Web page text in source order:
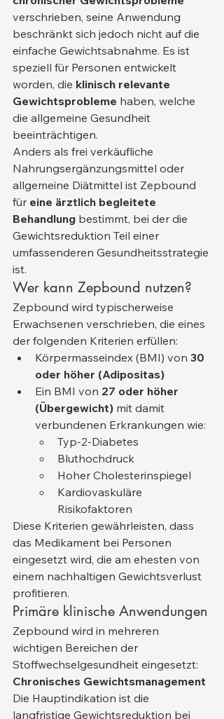
verschrieben, seine Anwendung
beschränkt sich jedoch nicht auf die
einfache Gewichtsabnahme. Es ist
speziell für Personen entwickelt
worden, die klinisch relevante
Gewichtsprobleme haben, welche
die allgemeine Gesundheit
beeinträchtigen.
Anders als frei verkäufliche
Nahrungsergänzungsmittel oder
allgemeine Diätmittel ist Zepbound
für eine ärztlich begleitete
Behandlung bestimmt, bei der die
Gewichtsreduktion Teil einer
umfassenderen Gesundheitsstrategie
ist.
Wer kann Zepbound nutzen?
Zepbound wird typischerweise
Erwachsenen verschrieben, die eines
der folgenden Kriterien erfüllen:
Körpermasseindex (BMI) von 30
oder höher (Adipositas)
Ein BMI von 27 oder höher
(Übergewicht) mit damit
verbundenen Erkrankungen wie:
Typ-2-Diabetes
Bluthochdruck
Hoher Cholesterinspiegel
Kardiovaskuläre
Risikofaktoren
Diese Kriterien gewährleisten, dass
das Medikament bei Personen
eingesetzt wird, die am ehesten von
einem nachhaltigen Gewichtsverlust
profitieren.
Primäre klinische Anwendungen
Zepbound wird in mehreren
wichtigen Bereichen der
Stoffwechselgesundheit eingesetzt:
Chronisches Gewichtsmanagement
Die Hauptindikation ist die
langfristige Gewichtsreduktion bei